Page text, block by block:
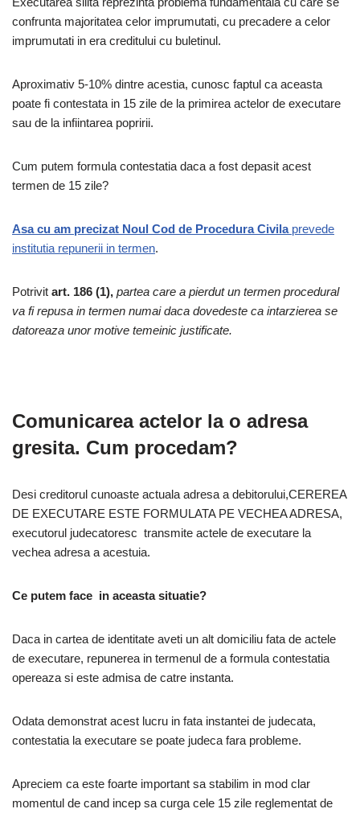
confrunta majoritatea celor imprumutati, cu precadere a celor
imprumutati in era creditului cu buletinul.
Aproximativ 5-10% dintre acestia, cunosc faptul ca aceasta
poate fi contestata in 15 zile de la primirea actelor de executare
sau de la infiintarea popririi.
Cum putem formula contestatia daca a fost depasit acest
termen de 15 zile?
Asa cu am precizat Noul Cod de Procedura Civila prevede
institutia repunerii in termen.
Potrivit art. 186 (1), partea care a pierdut un termen procedural
va fi repusa in termen numai daca dovedeste ca intarzierea se
datoreaza unor motive temeinic justificate.
Comunicarea actelor la o adresa
gresita. Cum procedam?
Desi creditorul cunoaste actuala adresa a debitorului,CEREREA
DE EXECUTARE ESTE FORMULATA PE VECHEA ADRESA,
executorul judecatoresc transmite actele de executare la
vechea adresa a acestuia.
Ce putem face in aceasta situatie?
Daca in cartea de identitate aveti un alt domiciliu fata de actele
de executare, repunerea in termenul de a formula contestatia
opereaza si este admisa de catre instanta.
Odata demonstrat acest lucru in fata instantei de judecata,
contestatia la executare se poate judeca fara probleme.
Apreciem ca este foarte important sa stabilim in mod clar
momentul de cand incep sa curga cele 15 zile reglementat de